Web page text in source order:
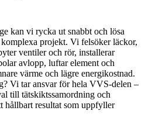
kan vi rycka ut snabbt och lösa
projekt. Vi felsöker läckor,
ventiler och rör, installerar
avlopp, luftar element och
värme och lägre energikostnad.
Vi tar ansvar för hela VVS-delen –
till tätskiktssamordning och
hållbart resultat som uppfyller